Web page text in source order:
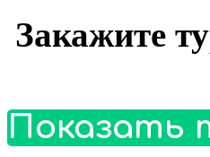
Закажите
Показать